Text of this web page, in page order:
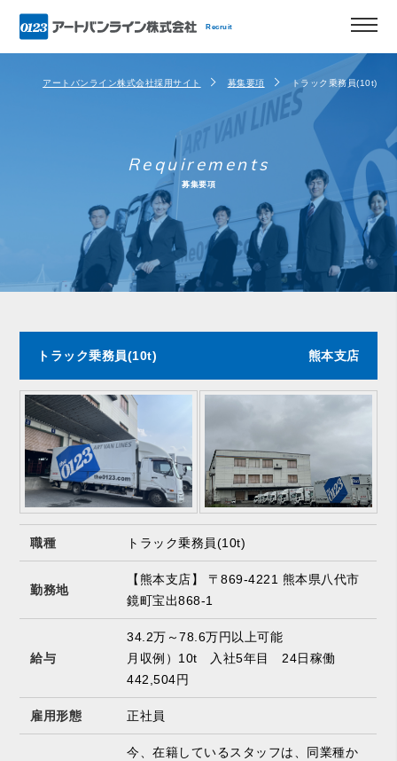
Recruit
アートバンライン株式会社採用サイト 募集要項 トラック乗務員(10t)
Requirements
募集要項
トラック乗務員(10t) 熊本支店
職種 トラック乗務員(10t)
勤務地
【熊本支店】 〒869-4221 熊本県八代市
鏡町宝出868-1
給与
34.2万～78.6万円以上可能
月収例）10t 入社5年目 24日稼働
442,504円
雇用形態 正社員
今、在籍しているスタッフは、同業種か